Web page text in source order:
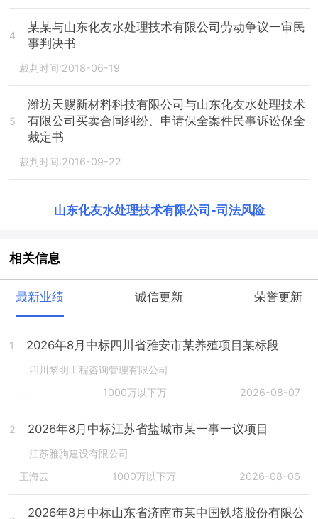
4
某某与山东化友水处理技术有限公司劳动争议一审民
事判决书
裁判时间:2018-06-19
5
潍坊天赐新材料科技有限公司与山东化友水处理技术
有限公司买卖合同纠纷、申请保全案件民事诉讼保全
裁定书
裁判时间:2016-09-22
山东化友水处理技术有限公司 -司法风险
相关信息
最新业绩 诚信更新 荣誉更新
1 2026年8月中标四川省雅安市某养殖项目某标段
四川黎明工程咨询管理有限公司
--
1000万以下万 2026-08-07
2 2026年8月中标江苏省盐城市某一事一议项目
江苏雅驹建设有限公司
王海云
1000万以下万 2026-08-06
2026年8月中标山东省济南市某中国铁塔股份有限公